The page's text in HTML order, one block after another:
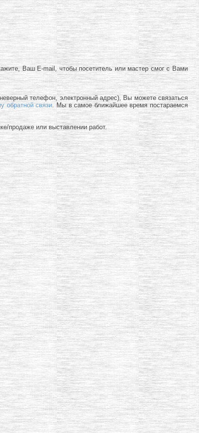
Ваш E-mail, чтобы посетитель или мастер смог с Вами
телефон, электронный адрес), Вы можете связаться
обратной связи. Мы в самое ближайшее время постараемся
продаже или выставлении работ.